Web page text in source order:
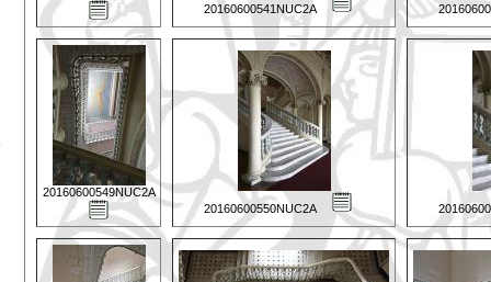
20160600541NUC2A
20160600549NUC2A
20160600550NUC2A